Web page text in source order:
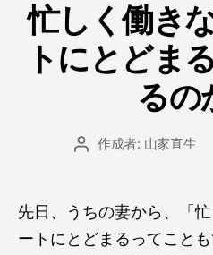
リ
ー
忙しく働き
トにとどま
るの
投 作成者: 山家直生
先日、うちの妻から、「
ートにとどまるってこと